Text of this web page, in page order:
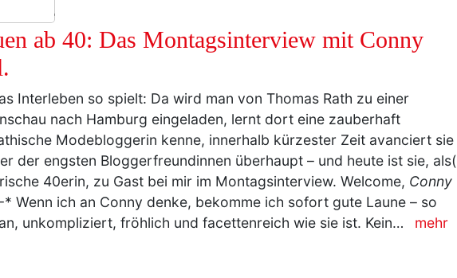
ab 40: Das Montagsinterview mit Conny
Interleben so spielt: Da wird man von Thomas Rath zu einer
nach Hamburg eingeladen, lernt dort eine zauberhaft
Modebloggerin kenne, innerhalb kürzester Zeit avanciert sie
der engsten Bloggerfreundinnen überhaupt – und heute ist sie, als(
40erin, zu Gast bei mir im Montagsinterview. Welcome, Conny
* Wenn ich an Conny denke, bekomme ich sofort gute Laune – so
unkompliziert, fröhlich und facettenreich wie sie ist. Kein…
mehr